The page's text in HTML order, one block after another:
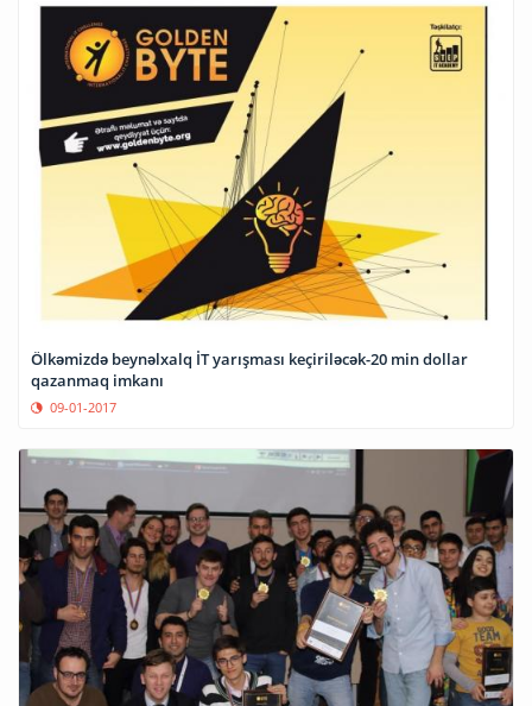
Ölkəmizdə beynəlxalq İT yarışması keçiriləcək-20 min dollar
qazanmaq imkanı
09-01-2017